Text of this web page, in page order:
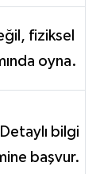
fiziksel
oyna.
bilgi
başvur.